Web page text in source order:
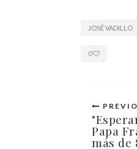
JOSÉ VADILLO
0
Papa
más de